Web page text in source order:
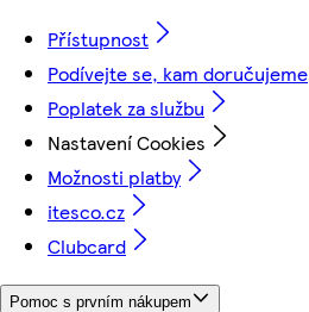
Přístupnost
Podívejte se, kam doručujeme
Poplatek za službu
Nastavení Cookies
Možnosti platby
itesco.cz
Clubcard
Pomoc s prvním nákupem